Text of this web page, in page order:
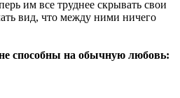
им все труднее скрывать свои
вид, что между ними ничего
способны на обычную любовь: